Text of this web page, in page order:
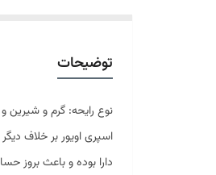
توضیحات
نوع رایحه: گرم و شیرین
اسپری اویور بر خلاف
دارا بوده و باعث بروز